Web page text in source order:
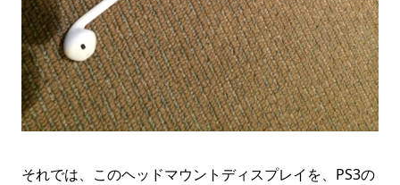
それでは、このヘッドマウントディスプレイを、PS3の